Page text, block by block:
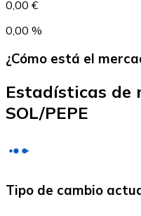
0,00 €
0,00 %
¿Cómo está el
Estadísticas de
SOL/PEPE
Tipo de cambio